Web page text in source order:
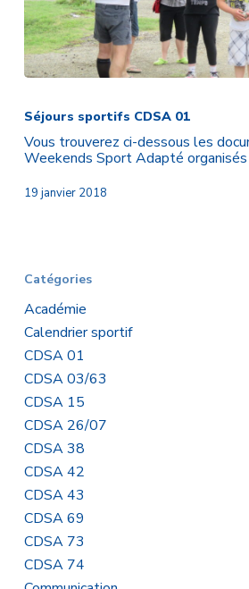
CDSA
01
Séjours sportifs CDSA 01
Vous trouverez ci-dessous les
Weekends Sport Adapté
19 janvier 2018
Catégories
Académie
Calendrier sportif
CDSA 01
CDSA 03/63
CDSA 15
CDSA 26/07
CDSA 38
CDSA 42
CDSA 43
CDSA 69
CDSA 73
CDSA 74